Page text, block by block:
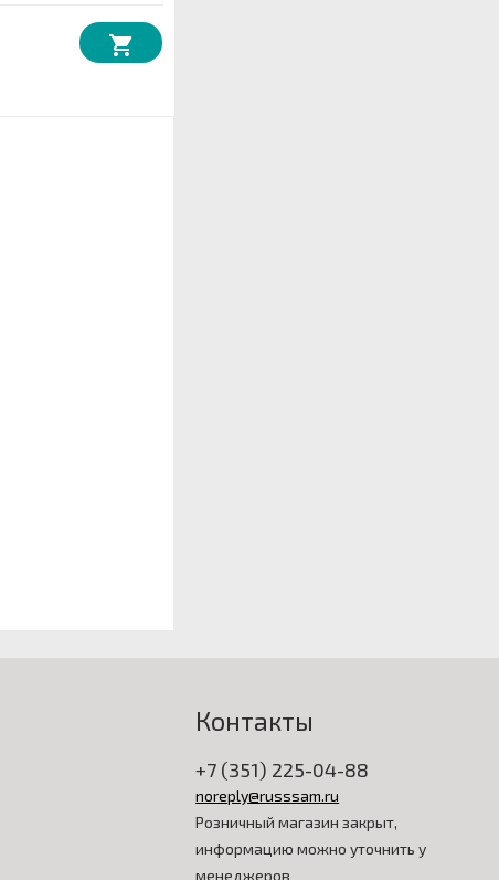
Контакты
+7 (351) 225-04-88
noreply@russsam.ru
Розничный магазин закрыт,
информацию можно уточнить у
менеджеров